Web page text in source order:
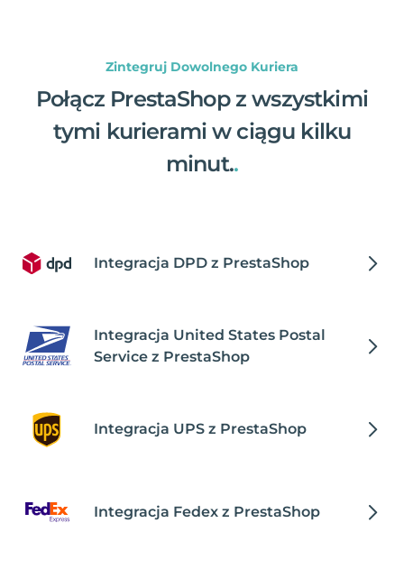
Zintegruj Dowolnego Kuriera
Połącz PrestaShop z wszystkimi
tymi kurierami w ciągu kilku
minut..
Integracja DPD z PrestaShop
Integracja United States Postal
Service z PrestaShop
Integracja UPS z PrestaShop
Integracja Fedex z PrestaShop